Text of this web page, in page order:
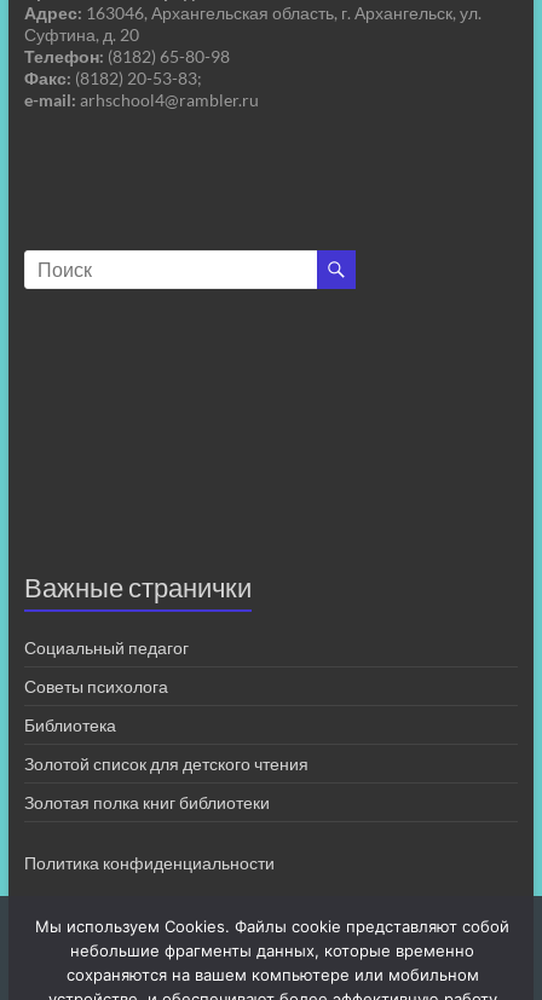
Адрес: 163046, Архангельская область, г. Архангельск, ул.
Суфтина, д. 20
Телефон: (8182) 65-80-98
Факс: (8182) 20-53-83;
e-mail: arhschool4@rambler.ru
Важные странички
Социальный педагог
Советы психолога
Библиотека
Золотой список для детского чтения
Золотая полка книг библиотеки
Политика конфиденциальности
Мы используем Cookies. Файлы cookie представляют собой
небольшие фрагменты данных, которые временно
сохраняются на вашем компьютере или мобильном